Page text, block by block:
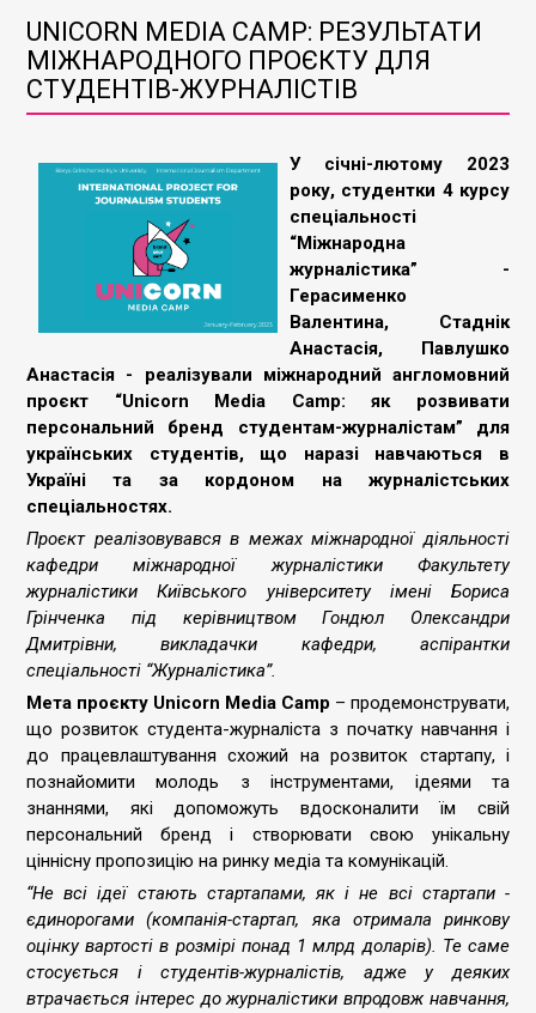
UNICORN MEDIA CAMP: РЕЗУЛЬТАТИ
МІЖНАРОДНОГО ПРОЄКТУ ДЛЯ
СТУДЕНТІВ-ЖУРНАЛІСТІВ
У січні-лютому 2023
року, студентки 4 курсу
спеціальності
“Міжнародна
журналістика” -
Герасименко
Валентина, Стаднік
Анастасія, Павлушко
Анастасія - реалізували міжнародний англомовний
проєкт “Unicorn Media Camp: як розвивати
персональний бренд студентам-журналістам” для
українських студентів, що наразі навчаються в
Україні та за кордоном на журналістських
спеціальностях.
Проєкт реалізовувався в межах міжнародної діяльності
кафедри міжнародної журналістики Факультету
журналістики Київського університету імені Бориса
Грінченка під керівництвом Гондюл Олександри
Дмитрівни, викладачки кафедри, аспірантки
спеціальності “Журналістика”.
Мета проєкту Unicorn Media Camp – продемонструвати,
що розвиток студента-журналіста з початку навчання і
до працевлаштування схожий на розвиток стартапу, і
познайомити молодь з інструментами, ідеями та
знаннями, які допоможуть вдосконалити їм свій
персональний бренд і створювати свою унікальну
ціннісну пропозицію на ринку медіа та комунікацій.
“Не всі ідеї стають стартапами, як і не всі стартапи -
єдинорогами (компанія-стартап, яка отримала ринкову
оцінку вартості в розмірі понад 1 млрд доларів). Те саме
стосується і студентів-журналістів, адже у деяких
втрачається інтерес до журналістики впродовж навчання,